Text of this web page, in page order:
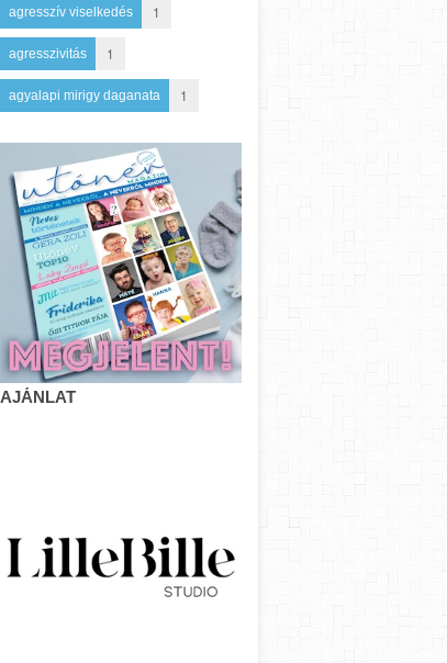
agresszív viselkedés 1
agresszivitás 1
agyalapi mirigy daganata 1
AJÁNLAT